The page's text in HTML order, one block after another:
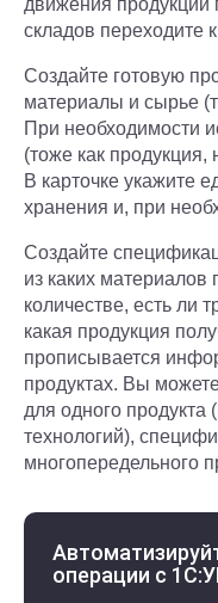
движения продукции
складов переходите
Создайте готовую
материалы и сырье
При необходимости
(тоже как продукция,
В карточке укажите
хранения и, при
Создайте
из каких материалов
количестве, есть ли
какая продукция
прописывается
продуктах. Вы
для одного
технологий),
многопередельного
операции с